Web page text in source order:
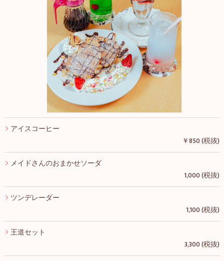
アイスコーヒー
￥850 (税抜)
メイドさんのおまかせソーダ
1,000 (税抜)
ツンデレーダー
1,100 (税抜)
王道セット
3,300 (税抜)